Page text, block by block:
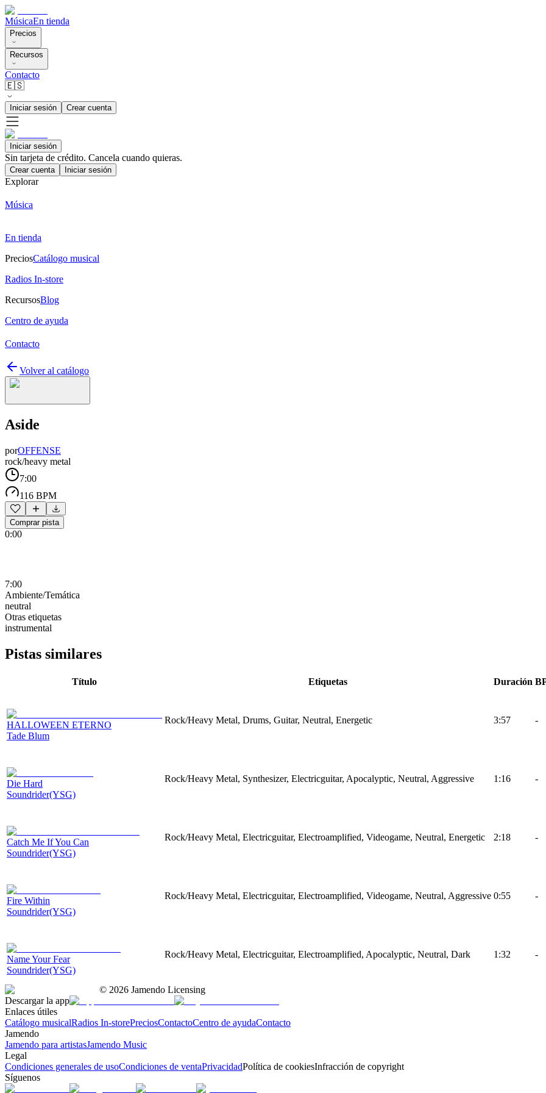
MúsicaEn tienda
Precios
Recursos
Contacto
🇪🇸
Iniciar sesión Crear cuenta
Iniciar sesión
Sin tarjeta de crédito. Cancela cuando quieras.
Crear cuenta Iniciar sesión
Explorar
Música
En tienda
PreciosCatálogo musical
Radios In-store
RecursosBlog
Centro de ayuda
Contacto
Volver al catálogo
Aside
porOFFENSE
rock/heavy metal
7:00
116 BPM
Comprar pista
0:00
7:00
Ambiente/Temática
neutral
Otras etiquetas
instrumental
Pistas similares
Título Etiquetas Duración
HALLOWEEN ETERNO
Tade Blum
Rock/Heavy Metal, Drums, Guitar, Neutral, Energetic 3:57 -
Die Hard
Soundrider(YSG)
Rock/Heavy Metal, Synthesizer, Electricguitar, Apocalyptic, Neutral, Aggressive 1:16 -
Catch Me If You Can
Soundrider(YSG)
Rock/Heavy Metal, Electricguitar, Electroamplified, Videogame, Neutral, Energetic 2:18 -
Fire Within
Soundrider(YSG)
Rock/Heavy Metal, Electricguitar, Electroamplified, Videogame, Neutral, Aggressive 0:55 -
Name Your Fear
Soundrider(YSG)
Rock/Heavy Metal, Electricguitar, Electroamplified, Apocalyptic, Neutral, Dark 1:32 -
© 2026 Jamendo Licensing
Descargar la app
Enlaces útiles
Catálogo musicalRadios In-storePreciosContactoCentro de ayudaContacto
Jamendo
Jamendo para artistasJamendo Music
Legal
Condiciones generales de usoCondiciones de ventaPrivacidadPolítica de cookiesInfracción de copyright
Síguenos